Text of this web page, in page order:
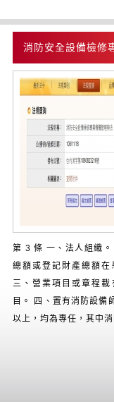
消防安全設備檢修
第 3 條 一、法人組織
總額或登記財產總額在
三、營業項目或章程
目。 四、置有消防設備
以上，均為專任，其中